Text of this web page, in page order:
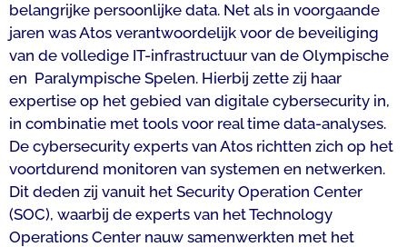
belangrijke persoonlijke data. Net als in voorgaande
jaren was Atos verantwoordelijk voor de beveiliging
van de volledige IT-infrastructuur van de Olympische
en Paralympische Spelen. Hierbij zette zij haar
expertise op het gebied van digitale cybersecurity in,
in combinatie met tools voor real time data-analyses.
De cybersecurity experts van Atos richtten zich op het
voortdurend monitoren van systemen en netwerken.
Dit deden zij vanuit het Security Operation Center
(SOC), waarbij de experts van het Technology
Operations Center nauw samenwerkten met het